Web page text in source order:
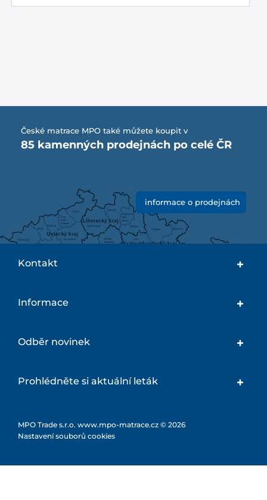
České matrace MPO také můžete koupit v
85 kamenných prodejnách po celé ČR
informace o prodejnách
Kontakt
Informace
Odběr novinek
Prohlédněte si aktuální leták
MPO Trade s.r.o. www.mpo-matrace.cz © 2026
Nastavení souborů cookies